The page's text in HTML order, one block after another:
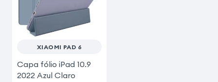
XIAOMI PAD 6
Capa fólio iPad 10.9
2022 Azul Claro